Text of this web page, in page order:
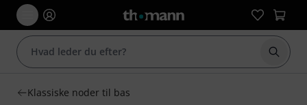
Start
Klassiske noder til bas